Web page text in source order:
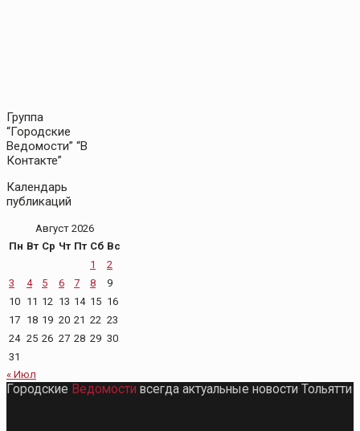
Группа
“Городские
Ведомости” “В
Контакте”
Календарь
публикаций
Август 2026
Пн Вт Ср Чт Пт Сб Вс
1
2
3
4 5 6 7 8
9
10 11 12 13 14 15 16
17 18 19 20 21 22 23
24 25 26 27 28 29 30
31
« Июл
Городские Ведомости всегда актуальные новости Тольятти